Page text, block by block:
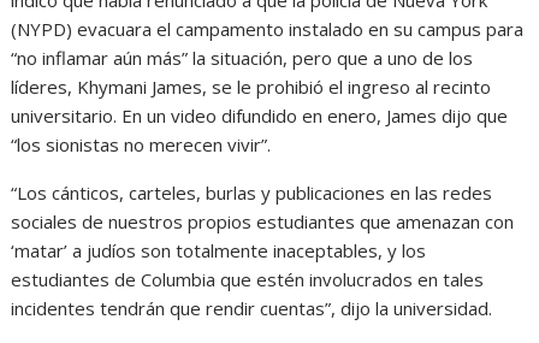
(NYPD) evacuara el campamento instalado en su campus para
“no inflamar aún más” la situación, pero que a uno de los
líderes, Khymani James, se le prohibió el ingreso al recinto
universitario. En un video difundido en enero, James dijo que
“los sionistas no merecen vivir”.
“Los cánticos, carteles, burlas y publicaciones en las redes
sociales de nuestros propios estudiantes que amenazan con
‘matar’ a judíos son totalmente inaceptables, y los
estudiantes de Columbia que estén involucrados en tales
incidentes tendrán que rendir cuentas”, dijo la universidad.